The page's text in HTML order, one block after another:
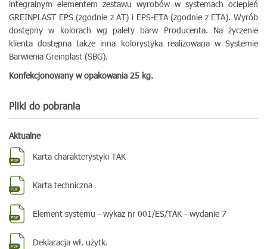
integralnym elementem zestawu wyrobów w systemach ociepleń
GREINPLAST EPS (zgodnie z AT) i EPS-ETA (zgodnie z ETA). Wyrób
dostępny w kolorach wg palety barw Producenta. Na życzenie
klienta dostępna także inna kolorystyka realizowana w Systemie
Barwienia Greinplast (SBG).
Konfekcjonowany w opakowania 25 kg.
Pliki do pobrania
Aktualne
Karta charakterystyki TAK
Karta techniczna
Element systemu - wykaz nr 001/ES/TAK - wydanie 7
Deklaracja wł. użytk.